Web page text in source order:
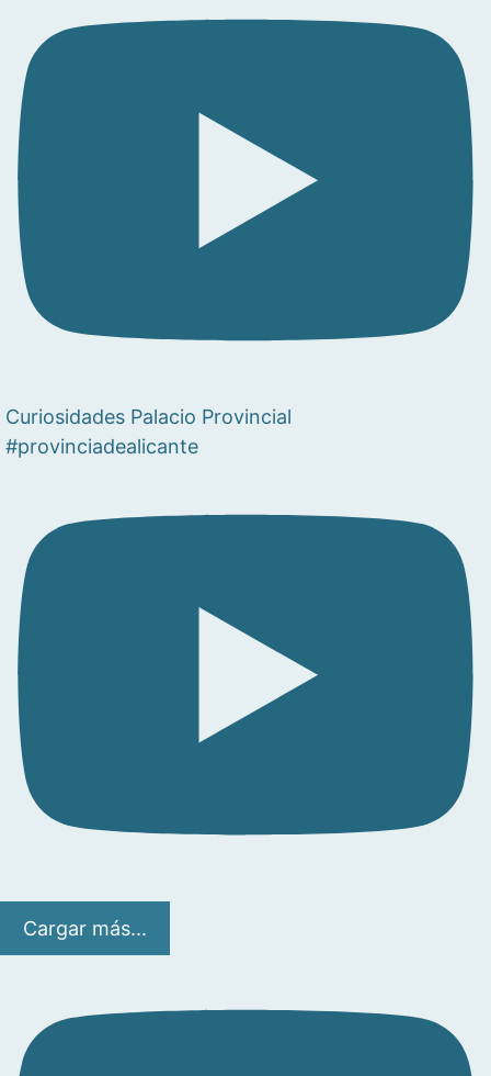
Curiosidades Palacio Provincial
#provinciadealicante
Cargar más...